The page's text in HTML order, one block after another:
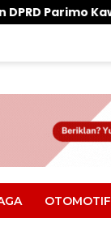
Warga
OTOMOTIF